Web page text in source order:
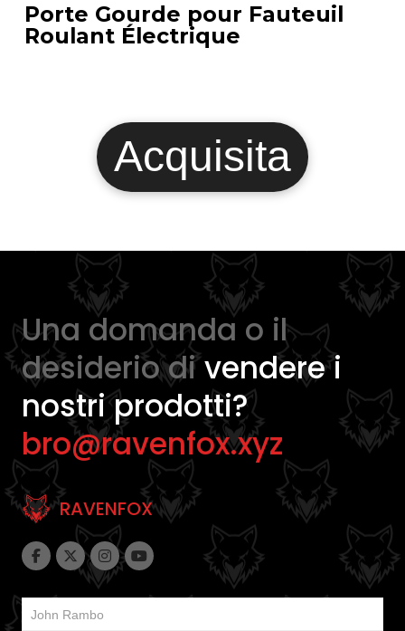
Porte Gourde pour Fauteuil
Roulant Électrique
pagina
del
prodotto
Acquisita
Una domanda o il
desiderio divendere i
nostri prodotti?
bro@ravenfox.xyz
RAVENFOX